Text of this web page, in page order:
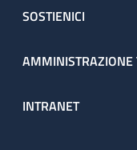
SOSTIENICI
AMMINISTRAZIONE
INTRANET